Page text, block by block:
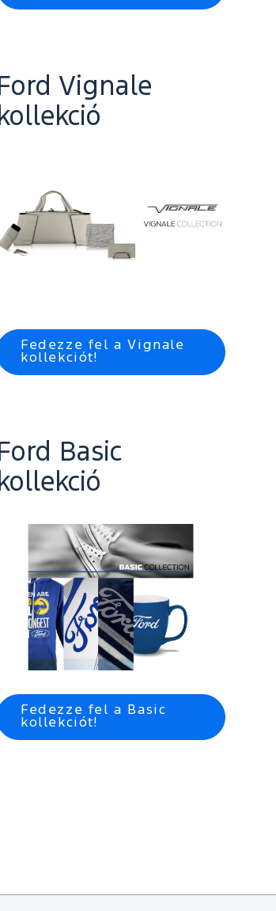
Ford Vignale
kollekció
Fedezze fel a Vignale
kollekciót!
Ford Basic
kollekció
Fedezze fel a Basic
kollekciót!